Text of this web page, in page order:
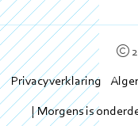
Privacyverklaring
| Morgens is